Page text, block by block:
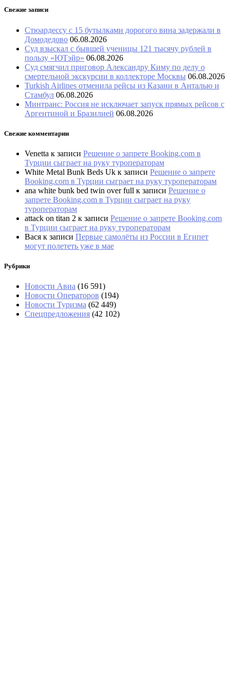
Свежие записи
Стюардессу с 15 бутылками дорогого вина задержали в
Домодедово 06.08.2026
Суд взыскал с бывшей ученицы 121 тысячу рублей в
пользу «ЮТэйр» 06.08.2026
Суд смягчил приговор Александру Киму по делу о
смертельной экскурсии в коллекторе Москвы 06.08.2026
Turkish Airlines отменила рейсы из Казани в Анталью и
Стамбул 06.08.2026
Минтранс: Россия не исключает запуск прямых рейсов с
Аргентиной и Бразилией 06.08.2026
Свежие комментарии
Venetta к записи Решение о запрете Booking.com в
Турции сыграет на руку туроператорам
White Metal Bunk Beds Uk к записи Решение о запрете
Booking.com в Турции сыграет на руку туроператорам
ana white bunk bed twin over full к записи Решение о
запрете Booking.com в Турции сыграет на руку
туроператорам
attack on titan 2 к записи Решение о запрете Booking.com
в Турции сыграет на руку туроператорам
Вася к записи Первые самолёты из России в Египет
могут полететь уже в мае
Рубрики
Новости Авиа (16 591)
Новости Операторов (194)
Новости Туризма (62 449)
Спецпредложения (42 102)